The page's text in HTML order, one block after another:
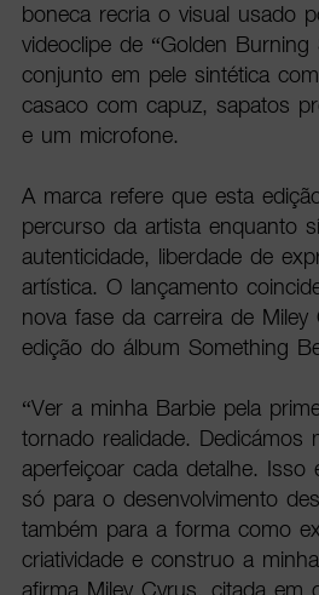
boneca recria o visual usado
videoclipe de “Golden
conjunto em pele sintética
casaco com capuz, sapatos
e um microfone.
A marca refere que esta
percurso da artista enquanto
autenticidade, liberdade de
artística. O lançamento
nova fase da carreira de Miley
edição do álbum Something
“Ver a minha Barbie pela
tornado realidade. Dedicámos
aperfeiçoar cada detalhe. Isso
só para o desenvolvimento
também para a forma como
criatividade e construo a